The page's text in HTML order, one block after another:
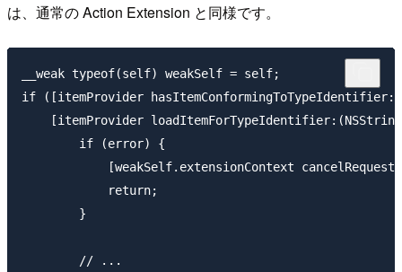
は、通常の Action Extension と同様です。
__weak typeof(self) weakSelf = self;
if ([itemProvider
[itemProvider
        if (error) {
[weakSelf.extensionContext
            return;
        }
        // ...